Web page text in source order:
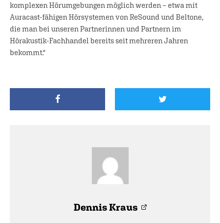
komplexen Hörumgebungen möglich werden – etwa mit
Auracast-fähigen Hörsystemen von ReSound und Beltone,
die man bei unseren Partnerinnen und Partnern im
Hörakustik-Fachhandel bereits seit mehreren Jahren
bekommt.“
Dennis Kraus